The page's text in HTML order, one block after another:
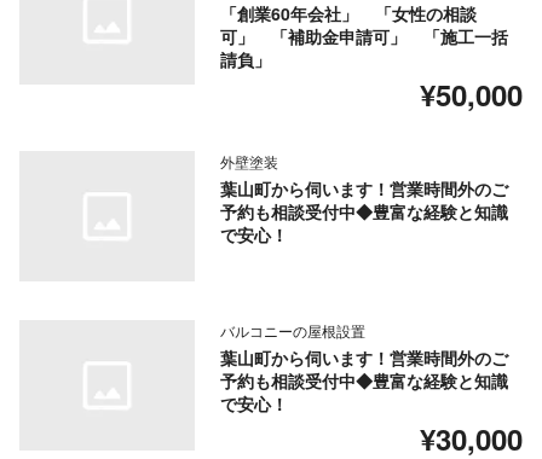
「創業60年会社」 「女性の相談
可」 「補助金申請可」 「施工一括
請負」
¥50,000
外壁塗装
葉山町から伺います！営業時間外のご
予約も相談受付中◆豊富な経験と知識
で安心！
バルコニーの屋根設置
葉山町から伺います！営業時間外のご
予約も相談受付中◆豊富な経験と知識
で安心！
¥30,000